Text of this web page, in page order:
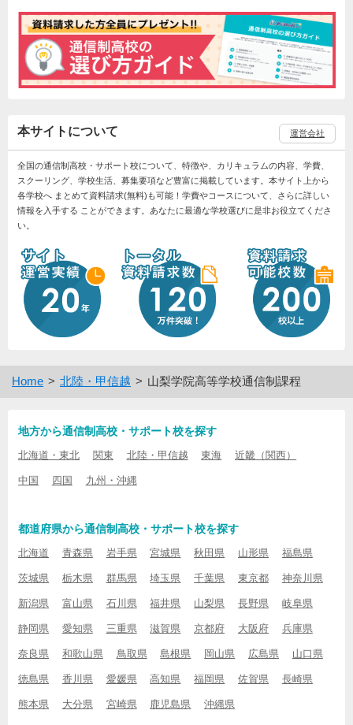
本サイトについて 運営会社
全国の通信制高校・サポート校について、特徴や、カリキュラムの内容、学費、
スクーリング、学校生活、募集要項など豊富に掲載しています。本サイト上から
各学校へ まとめて資料請求(無料)も可能！学費やコースについて、さらに詳しい
情報を入手する ことができます。あなたに最適な学校選びに是非お役立てくださ
い。
Home 北陸・甲信越 山梨学院高等学校通信制課程
地方から通信制高校・サポート校を探す
北海道・東北 関東 北陸・甲信越 東海 近畿（関西）
中国 四国 九州・沖縄
都道府県から通信制高校・サポート校を探す
北海道 青森県 岩手県 宮城県 秋田県 山形県 福島県
茨城県 栃木県 群馬県 埼玉県 千葉県 東京都 神奈川県
新潟県 富山県 石川県 福井県 山梨県 長野県 岐阜県
静岡県 愛知県 三重県 滋賀県 京都府 大阪府 兵庫県
奈良県 和歌山県 鳥取県 島根県 岡山県 広島県 山口県
徳島県 香川県 愛媛県 高知県 福岡県 佐賀県 長崎県
熊本県 大分県 宮崎県 鹿児島県 沖縄県